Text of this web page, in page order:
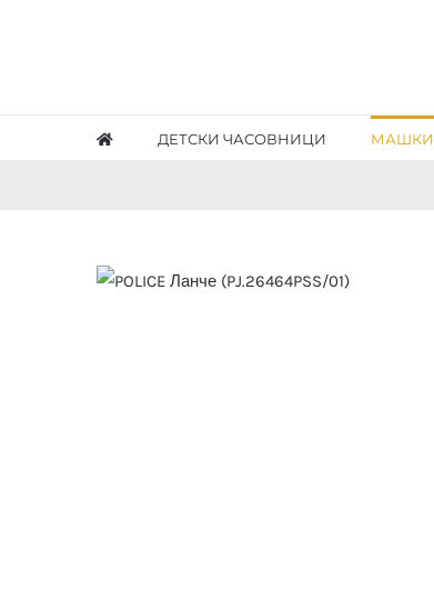
ДЕТСКИ ЧАСОВНИЦИ МАШКИ